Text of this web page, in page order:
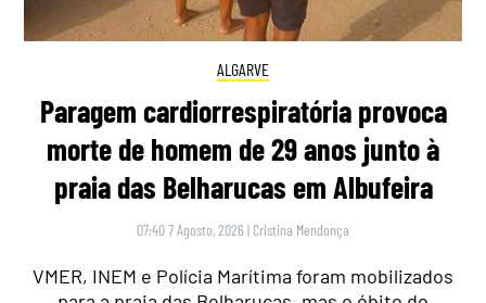
ALGARVE
Paragem cardiorrespiratória provoca
morte de homem de 29 anos junto à
praia das Belharucas em Albufeira
07:40 7 Agosto, 2026 | Cristina Mendonça
VMER, INEM e Polícia Marítima foram mobilizados